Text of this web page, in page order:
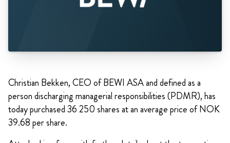
Christian Bekken, CEO of BEWI ASA and defined as a
person discharging managerial responsibilities (PDMR), has
today purchased 36 250 shares at an average price of NOK
39.68 per share.